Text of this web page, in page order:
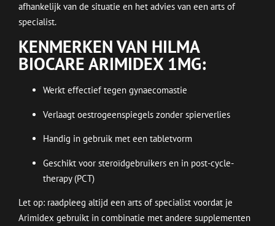
afhankelijk van de situatie en het advies van een arts of
specialist.
KENMERKEN VAN HILMA
BIOCARE ARIMIDEX 1MG:
Werkt effectief tegen gynaecomastie
Verlaagt oestrogeenspiegels zonder spierverlies
Handig in gebruik met een tabletvorm
Geschikt voor steroïdgebruikers en in post-cycle-
therapy (PCT)
Let op: raadpleeg altijd een arts of specialist voordat je
Arimidex gebruikt in combinatie met andere supplementen